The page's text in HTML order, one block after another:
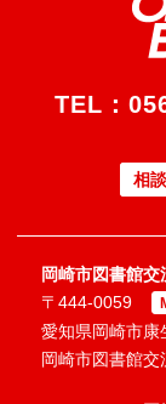
TEL：
相
岡崎市図書館
〒444-0059
愛知県岡崎市康
岡崎市図書館